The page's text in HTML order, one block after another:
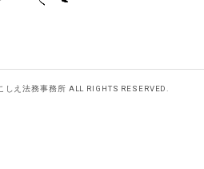
え法務事務所 ALL RIGHTS RESERVED.